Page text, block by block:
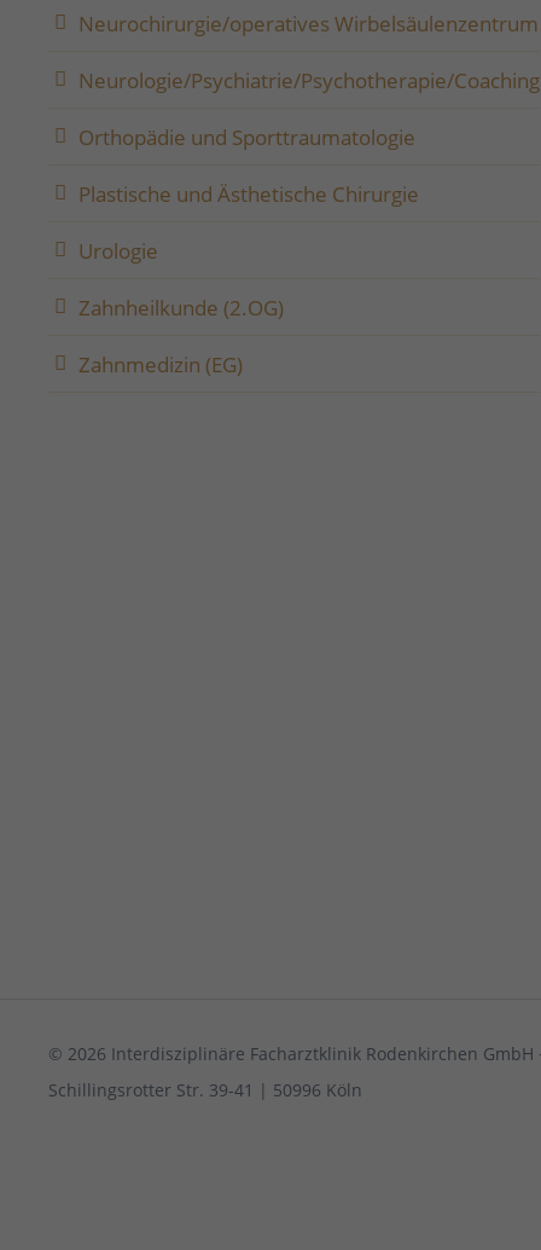
Neurochirurgie/operatives Wirbelsäulenzentrum
Neurologie/Psychiatrie/Psychotherapie/Coaching
Orthopädie und Sporttraumatologie
Plastische und Ästhetische Chirurgie
Urologie
Zahnheilkunde (2.OG)
Zahnmedizin (EG)
© 2026 Interdisziplinäre Facharztklinik Rodenkirchen GmbH
Schillingsrotter Str. 39-41 | 50996 Köln